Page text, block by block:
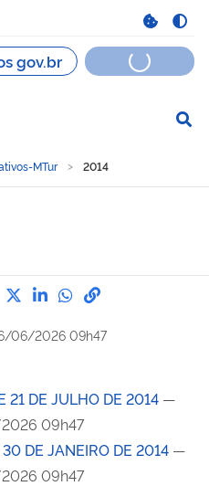
MTur 2014
Compartilhe por Facebook
Compartilhe por Twitter
Compartilhe por
Compartilhe
link para
06/2026 09h47
21 DE JULHO DE 2014 —
09h47
DE JANEIRO DE 2014 —
09h47